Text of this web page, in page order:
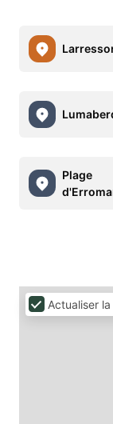
Plage
Actualiser